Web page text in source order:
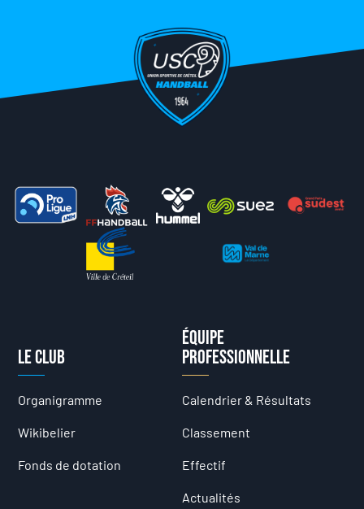
Le club
Organigramme
Wikibelier
Fonds de dotation
Équipe
professionnelle
Calendrier & Résultats
Classement
Effectif
Actualités